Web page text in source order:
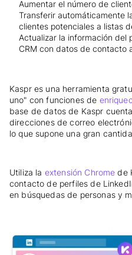
Aumentar el número de
Transferir automáticamente
clientes potenciales a listas
Actualizar la información del
CRM con datos de contacto
Kaspr es una herramienta
uno" con funciones de
base de datos de Kaspr
direcciones de correo
lo que supone una gran
Utiliza la extensión Chrome de
contacto de perfiles de
en búsquedas de personas y